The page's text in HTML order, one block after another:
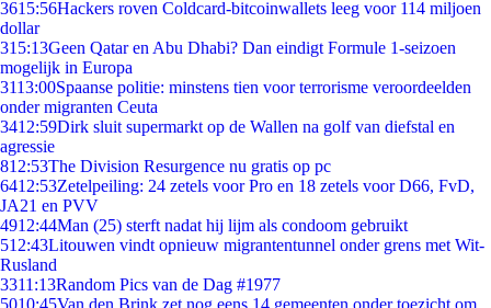
3615:56Hackers roven Coldcard-bitcoinwallets leeg voor 114 miljoen
dollar
315:13Geen Qatar en Abu Dhabi? Dan eindigt Formule 1-seizoen
mogelijk in Europa
3113:00Spaanse politie: minstens tien voor terrorisme veroordeelden
onder migranten Ceuta
3412:59Dirk sluit supermarkt op de Wallen na golf van diefstal en
agressie
812:53The Division Resurgence nu gratis op pc
6412:53Zetelpeiling: 24 zetels voor Pro en 18 zetels voor D66, FvD,
JA21 en PVV
4912:44Man (25) sterft nadat hij lijm als condoom gebruikt
512:43Litouwen vindt opnieuw migrantentunnel onder grens met Wit-
Rusland
3311:13Random Pics van de Dag #1977
5010:45Van den Brink zet nog eens 14 gemeenten onder toezicht om